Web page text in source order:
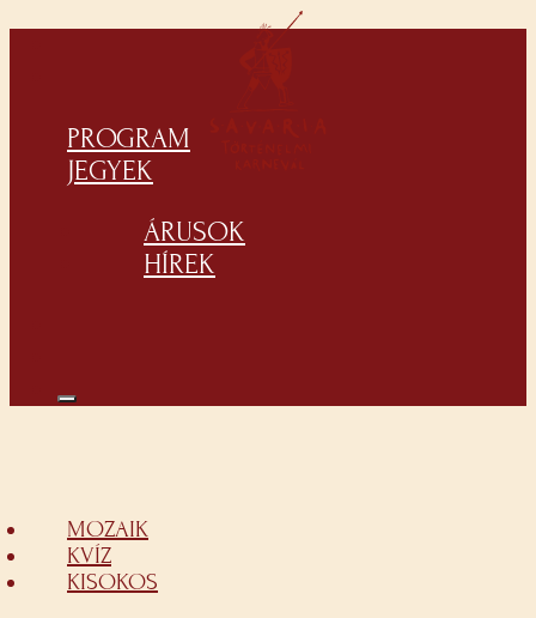
PROGRAM
JEGYEK
ÁRUSOK
HÍREK
MOZAIK
KVÍZ
KISOKOS